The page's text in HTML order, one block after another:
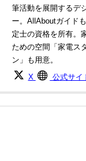
筆活動を展開するデ
ー。AllAboutガイド
定士の資格を所有。
ための空間「家電ス
ン」も用意。
X 公式サイ